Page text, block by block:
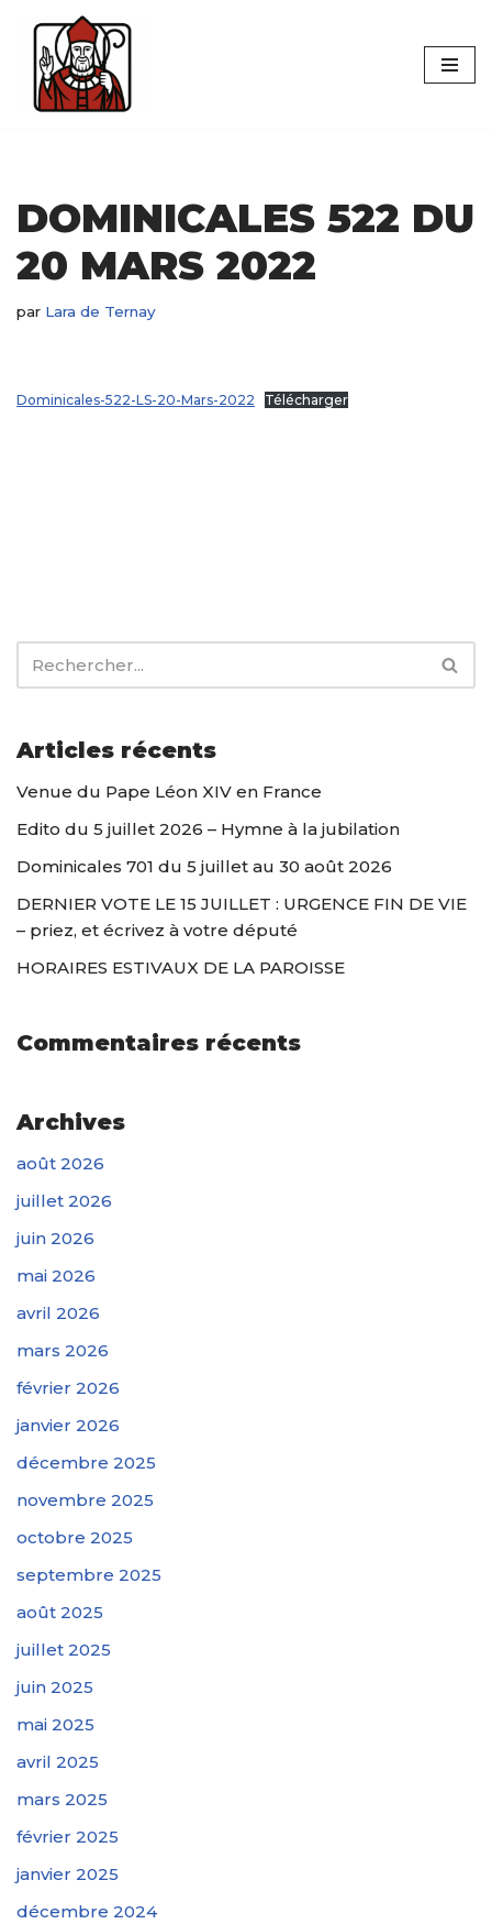
Aller
contenu
DOMINICALES 522 DU
20 MARS 2022
par Lara de Ternay
Dominicales-522-LS-20-Mars-2022 Télécharger
Articles récents
Venue du Pape Léon XIV en France
Edito du 5 juillet 2026 – Hymne à la jubilation
Dominicales 701 du 5 juillet au 30 août 2026
DERNIER VOTE LE 15 JUILLET : URGENCE FIN DE VIE
– priez, et écrivez à votre député
HORAIRES ESTIVAUX DE LA PAROISSE
Commentaires récents
Archives
août 2026
juillet 2026
juin 2026
mai 2026
avril 2026
mars 2026
février 2026
janvier 2026
décembre 2025
novembre 2025
octobre 2025
septembre 2025
août 2025
juillet 2025
juin 2025
mai 2025
avril 2025
mars 2025
février 2025
janvier 2025
décembre 2024